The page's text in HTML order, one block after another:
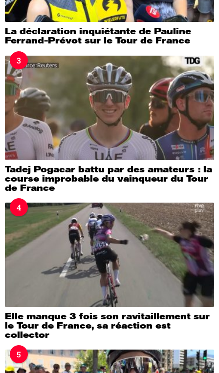
La déclaration inquiétante de Pauline
Ferrand-Prévot sur le Tour de France
3
Tadej Pogacar battu par des amateurs : la
course improbable du vainqueur du Tour
de France
4
Elle manque 3 fois son ravitaillement sur
le Tour de France, sa réaction est
collector
5